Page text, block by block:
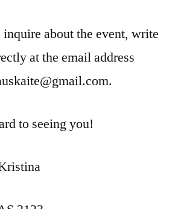
about the event, write
at the email address
to seeing you!